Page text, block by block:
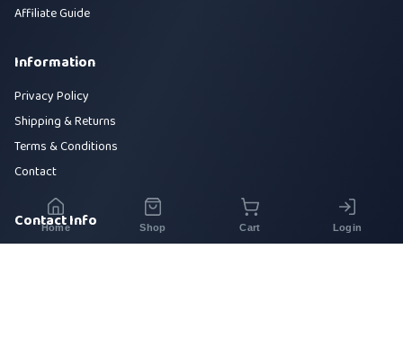
Affiliate Guide
Information
Privacy Policy
Shipping & Returns
Terms & Conditions
Contact
Contact Info
Home Shop Cart Login